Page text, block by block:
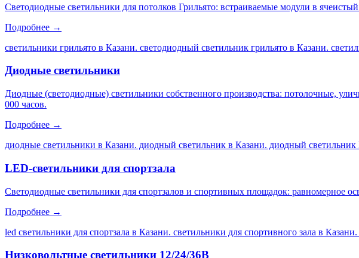
Светодиодные светильники для потолков Грильято: встраиваемые модули в
Подробнее →
светильники грильято в Казани. светодиодный светильник грильято в Казани.
Диодные светильники
Диодные (светодиодные) светильники собственного производства: потолочные,
000 часов.
Подробнее →
диодные светильники в Казани. диодный светильник в Казани. диодный
LED-светильники для спортзала
Светодиодные светильники для спортзалов и спортивных площадок: равномерное
Подробнее →
led светильники для спортзала в Казани. светильники для спортивного зала в
Низковольтные светильники 12/24/36В